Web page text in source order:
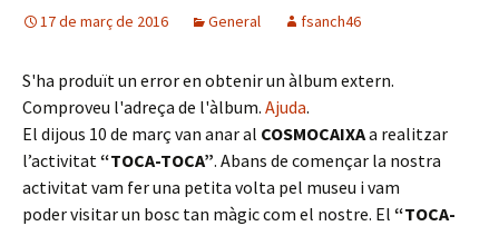
17 de març de 2016 General fsanch46
S'ha produït un error en obtenir un àlbum extern.
Comproveu l'adreça de l'àlbum. Ajuda.
El dijous 10 de març van anar al COSMOCAIXAa realitzar
l’activitat“TOCA-TOCA”. Abans de començar la nostra
activitat vam fer una petita volta pel museu i vam
poder visitar un bosc tan màgic com el nostre. El “TOCA-